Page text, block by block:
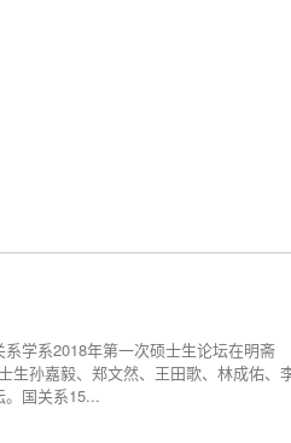
学系2018年第一次硕士生论坛在明斋
生孙嘉毅、郑文然、王田歌、林成佑、
国关系15...